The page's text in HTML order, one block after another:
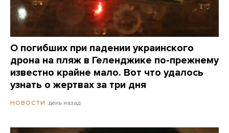
О погибших при падении украинского
дрона на пляж в Геленджике по-прежнему
известно крайне мало. Вот что удалось
узнать о жертвах за три дня
НОВОСТИ день назад